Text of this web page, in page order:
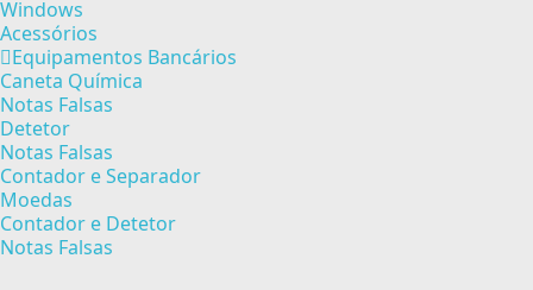
Windows
Acessórios
Equipamentos Bancários
Caneta Química
Notas Falsas
Detetor
Notas Falsas
Contador e Separador
Moedas
Contador e Detetor
Notas Falsas